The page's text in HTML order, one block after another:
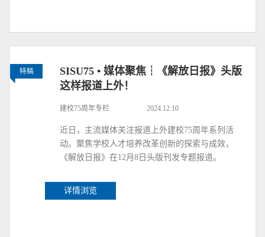
特稿
SISU75 ▪ 媒体聚焦┆《解放日报》头版
这样报道上外！
建校75周年专栏 2024.12.10
近日，主流媒体关注报道上外建校75周年系列活
动。聚焦学校人才培养改革创新的探索与成效，
《解放日报》在12月8日头版刊发专题报道。
详情浏览